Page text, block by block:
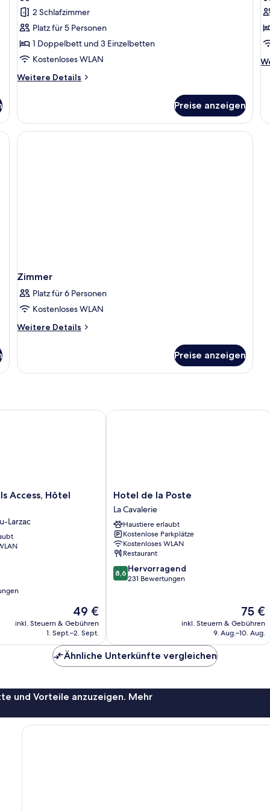
Maisonette,
2 Schlafzimmer
anzeigen
2 Schlafzimmer
Platz für 5 Personen
1 Doppelbett und 3 Einzelbetten
Kostenloses WLAN
Weitere Details
Weitere
2 Schlafzimmer
Preise anzeigen
Zimmer
Platz für 6 Personen
Kostenloses WLAN
Weitere Details
Weitere
Preise anzeigen
Access, Hôtel
Larzac
Der
Preis
beträgt
49 €
inkl. Steuern & Gebühren
1. Sept.–2. Sept.
Hôtel Millau Sud
Hotel
de
la
Poste
La
Cavalerie
Hotel de la Poste
La Cavalerie
Haustiere erlaubt
Kostenlose Parkplätze
Kostenloses WLAN
Restaurant
8.6
von
8,6 Hervorragend
231 Bewertungen
Der
Preis
beträgt
75 €
inkl. Steuern & Gebühren
9. Aug.–10. Aug.
Hotel de la Poste
Ähnliche Unterkünfte vergleichen
und Vorteile anzuzeigen. Mehr